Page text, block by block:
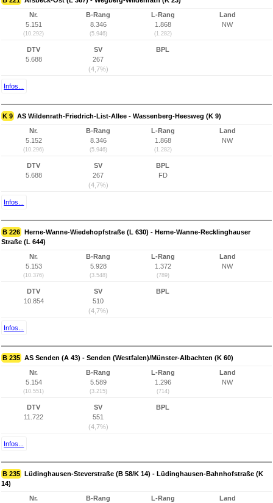
Nr.
5.151
(10.292)
B-Rang
8.346
(5.946)
L-Rang
1.868
(1.282)
Land
NW
DTV
5.688
SV
267
(4,7%)
BPL
Infos...
K 9 AS Wildenrath-Friedrich-List-Allee - Wassenberg-Heesweg (K 9)
Nr.
5.152
(10.296)
B-Rang
8.346
(5.946)
L-Rang
1.868
(1.282)
Land
NW
DTV
5.688
SV
267
(4,7%)
BPL
FD
Infos...
B 226 Herne-Wanne-Wiedehopfstraße (L 630) - Herne-Wanne-Recklinghauser
Straße (L 644)
Nr.
5.153
(10.376)
B-Rang
5.928
(3.548)
L-Rang
1.372
(789)
Land
NW
DTV
10.854
SV
510
(4,7%)
BPL
Infos...
B 235 AS Senden (A 43) - Senden (Westfalen)/Münster-Albachten (K 60)
Nr.
5.154
(10.551)
B-Rang
5.589
(3.215)
L-Rang
1.296
(714)
Land
NW
DTV
11.722
SV
551
(4,7%)
BPL
Infos...
B 235 Lüdinghausen-Steverstraße (B 58/K 14) - Lüdinghausen-Bahnhofstraße (K
14)
Nr.
B-Rang
L-Rang
Land